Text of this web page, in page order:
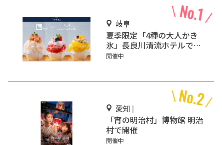
岐阜
夏季限定「4種の大人かき
氷」長良川清流ホテルで販
売
開催中
愛知 |
「宵の明治村」博物館 明治
村で開催
開催中